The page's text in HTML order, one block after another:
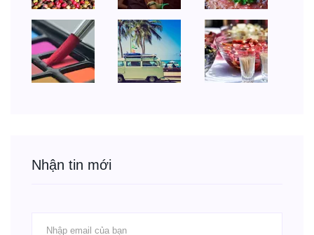
Nhận tin mới